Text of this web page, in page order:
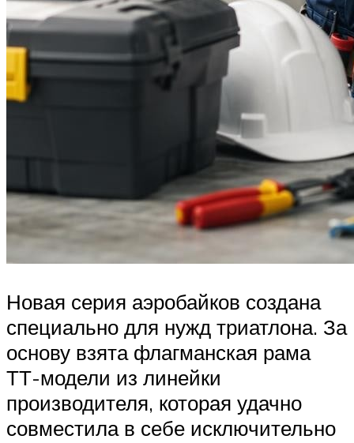
Новая серия аэробайков создана
специально для нужд триатлона. За
основу взята флагманская рама
ТТ-модели из линейки
производителя, которая удачно
совместила в себе исключительно